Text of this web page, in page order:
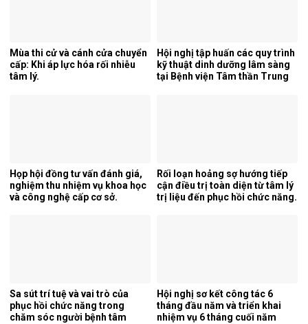
Mùa thi cử và cánh cửa chuyển
cấp: Khi áp lực hóa rối nhiễu
tâm lý.
Hội nghị tập huấn các quy trình
kỹ thuật dinh dưỡng lâm sàng
tại Bệnh viện Tâm thần Trung
Họp hội đồng tư vấn đánh giá,
nghiệm thu nhiệm vụ khoa học
và công nghệ cấp cơ sở.
Rối loạn hoảng sợ hướng tiếp
cận điều trị toàn diện từ tâm lý
trị liệu đến phục hồi chức năng.
Sa sút trí tuệ và vai trò của
phục hồi chức năng trong
chăm sóc người bệnh tâm
Hội nghị sơ kết công tác 6
tháng đầu năm và triển khai
nhiệm vụ 6 tháng cuối năm